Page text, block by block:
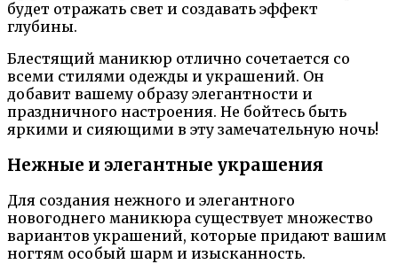
будет отражать свет и создавать эффект
глубины.
Блестящий маникюр отлично сочетается со
всеми стилями одежды и украшений. Он
добавит вашему образу элегантности и
праздничного настроения. Не бойтесь быть
яркими и сияющими в эту замечательную ночь!
Нежные и элегантные украшения
Для создания нежного и элегантного
новогоднего маникюра существует множество
вариантов украшений, которые придают вашим
ногтям особый шарм и изысканность.